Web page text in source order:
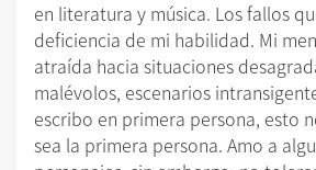
en literatura y música. Los fallos
deficiencia de mi habilidad. Mi
atraída hacia situaciones
malévolos, escenarios
escribo en primera persona, esto
sea la primera persona. Amo a